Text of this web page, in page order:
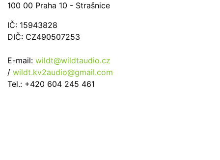
100 00 Praha 10 - Strašnice
IČ: 15943828
DIČ: CZ490507253
E-mail: wildt@wildtaudio.cz
/ wildt.kv2audio@gmail.com
Tel.: +420 604 245 461